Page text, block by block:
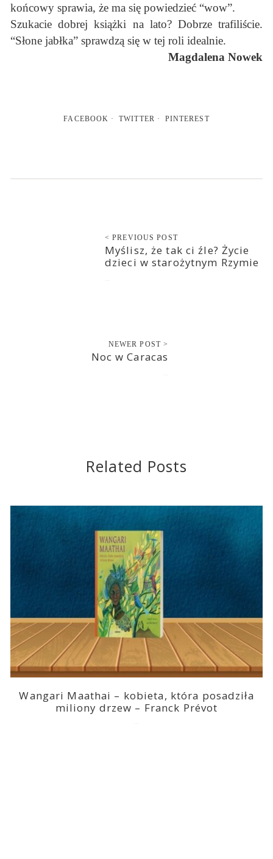
końcowy sprawia, że ma się powiedzieć “wow”.
Szukacie dobrej książki na lato? Dobrze trafiliście.
“Słone jabłka” sprawdzą się w tej roli idealnie.
Magdalena Nowek
FACEBOOK TWITTER PINTEREST
< PREVIOUS POST
Myślisz, że tak ci źle? Życie
dzieci w starożytnym Rzymie
NEWER POST >
Noc w Caracas
Related Posts
Wangari Maathai – kobieta, która posadziła
miliony drzew – Franck Prévot